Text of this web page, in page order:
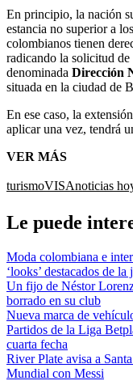
En principio, la nación
estancia no superior a
colombianos tienen
radicando la solicitud
denominada Dirección
situada en la ciudad de
En ese caso, la
aplicar una vez, tendrá
VER MÁS
turismoVISAnoticias
Le puede
Moda colombiana e
‘looks’ destacados de la
Un fijo de Néstor
borrado en su club
Nueva marca de
Partidos de la Liga
cuarta fecha
River Plate avisa a
Mundial con Messi